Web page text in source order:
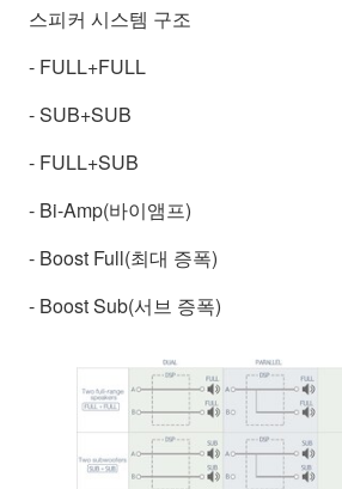
스피커 시스템 구조
- FULL+FULL
- SUB+SUB
- FULL+SUB
- Bi-Amp(바이앰프)
- Boost Full(최대 증폭)
- Boost Sub(서브 증폭)